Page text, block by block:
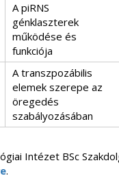
A piRNS
génklaszterek
működése és
funkciója
A transzpozábilis
elemek szerepe az
öregedés
szabályozásában
Intézet BSc
.